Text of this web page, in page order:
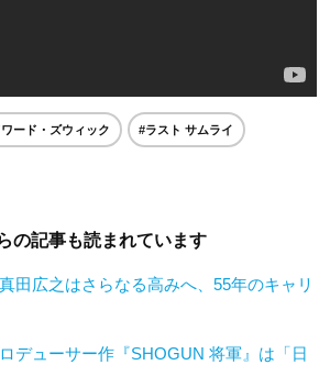
ード・ズウィック #ラスト サムライ
の記事も読まれています
田広之はさらなる高みへ、55年のキャリ
デューサー作『SHOGUN 将軍』は「日